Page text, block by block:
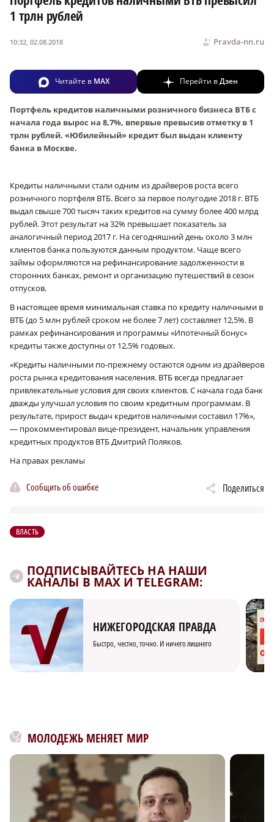
1 трлн рублей
Pravda-nn.ru
10:32, 02.08.2018
Читайте в MAX Перейти вДзен
Портфель кредитов наличными розничного бизнеса ВТБ с
начала года вырос на 8,7%, впервые превысив отметку в 1
трлн рублей. «Юбилейный» кредит был выдан клиенту
банка в Москве.
Кредиты наличными стали одним из драйверов роста всего
розничного портфеля ВТБ. Всего за первое полугодие 2018 г. ВТБ
выдал свыше 700 тысяч таких кредитов на сумму более 400 млрд
рублей. Этот результат на 32% превышает показатель за
аналогичный период 2017 г. На сегодняшний день около 3 млн
клиентов банка пользуются данным продуктом. Чаще всего
займы оформляются на рефинансирование задолженности в
сторонних банках, ремонт и организацию путешествий в сезон
отпусков.
В настоящее время минимальная ставка по кредиту наличными в
ВТБ (до 5 млн рублей сроком не более 7 лет) составляет 12,5%. В
рамках рефинансирования и программы «Ипотечный бонус»
кредиты также доступны от 12,5% годовых.
«Кредиты наличными по-прежнему остаются одним из драйверов
роста рынка кредитования населения. ВТБ всегда предлагает
привлекательные условия для своих клиентов. С начала года банк
дважды улучшал условия по своим кредитным программам. В
результате, прирост выдач кредитов наличными составил 17%»,
— прокомментировал вице-президент, начальник управления
кредитных продуктов ВТБ Дмитрий Поляков.
На правах рекламы
Сообщить об ошибке Поделиться
ВЛАСТЬ
ПОДПИСЫВАЙТЕСЬ НА НАШИ
КАНАЛЫ В MAX И TELEGRAM:
НИЖЕГОРОДСКАЯ ПРАВДА
Быстро, честно, точно. И ничего лишнего
МОЛОДЕЖЬ МЕНЯЕТ МИР